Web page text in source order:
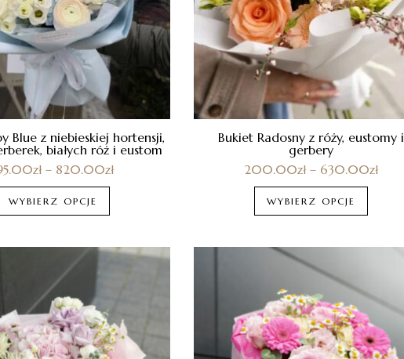
Blue z niebieskiej hortensji,
białych róż i eustom
zł – 820.00zł
WYBIERZ OPCJE
Bukiet Radosny z róży, eustomy i
gerbery
200.00zł– 630.00zł
WYBIERZ OPCJE